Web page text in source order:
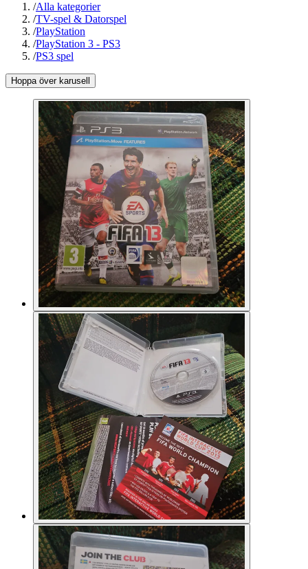
/Alla kategorier
/TV-spel & Datorspel
/PlayStation
/PlayStation 3 - PS3
/PS3 spel
Hoppa över karusell